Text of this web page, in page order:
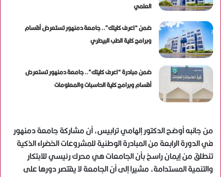
العلمي
ضمن “اعرف كليتك”.. جامعة دمنهور تستعرض أقسام
وبرامج كلية الطب البيطري
ضمن مبادرة “اعرف كليتك”.. جامعة دمنهور تستعرض
أقسام وبرامج كلية الحاسبات والمعلومات
من جانبه أوضح الدكتور إلهامي ترابيس، أن مشاركة جامعة دمنهور
في الدورة الرابعة من المبادرة الوطنية للمشروعات الخضراء الذكية
تنطلق من إيمان راسخ بأن الجامعات هي محرك رئيسي للابتكار
والتنمية المستدامة، مشيرا إلى أن الجامعة لا يقتصر دورها على